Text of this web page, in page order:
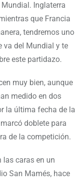
Inglaterra
que Francia
tendremos uno
va del Mundial y te
este partidazo.
muy bien, aunque
medido en dos
la última fecha de la
doblete para
de la competición.
las caras en un
San Mamés, hace